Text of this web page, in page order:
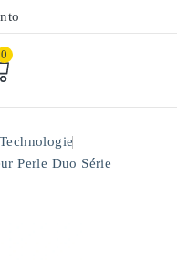
0
Perle Duo Série